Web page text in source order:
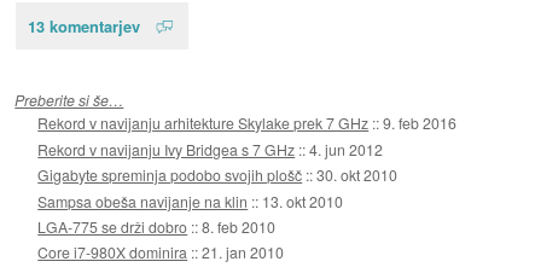
13 komentarjev
Preberite si še…
Rekord v navijanju arhitekture Skylake prek 7 GHz ::9. feb 2016
Rekord v navijanju Ivy Bridgea s 7 GHz ::4. jun 2012
Gigabyte spreminja podobo svojih plošč ::30. okt 2010
Sampsa obeša navijanje na klin :: 13. okt 2010
LGA-775 se drži dobro ::8. feb 2010
Core i7-980X dominira ::21. jan 2010